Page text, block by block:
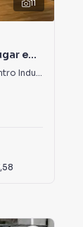
11
em
Alphaville.